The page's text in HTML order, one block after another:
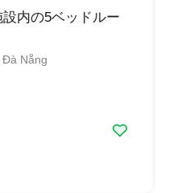
内の5ベッドルー
Nẵng